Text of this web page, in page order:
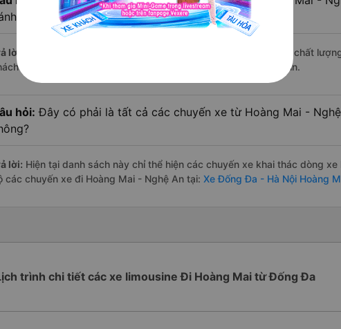
giá tốt nhất?
lời: nổi bật nhất với điểm chất
hàng – một con số minh chứng cho dịch vụ cao cấp và uy tín.
hỏi: Đây có phải là tất cả các chuyến xe từ Hoàng Mai -
lời: Hiện tại danh sách này chỉ thể hiện các chuyến xe khai thác dòng
các chuyến xe đi Hoàng Mai - Nghệ An tại: Xe Đống Đa - Hà Nội Hoàng
trình chi tiết các xe limousine Đi Hoàng Mai từ Đống Đa